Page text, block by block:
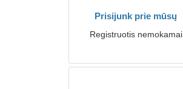
Prisijunk prie mūsų
Registruotis nemokamai